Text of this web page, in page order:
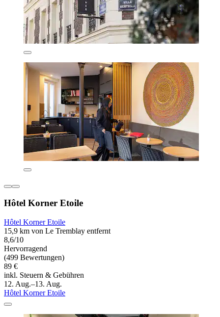
Hôtel Korner Etoile
Hôtel Korner Etoile
15,9 km von Le Tremblay entfernt
8,6/10
Hervorragend
(499 Bewertungen)
89 €
inkl. Steuern & Gebühren
12. Aug.–13. Aug.
Hôtel Korner Etoile